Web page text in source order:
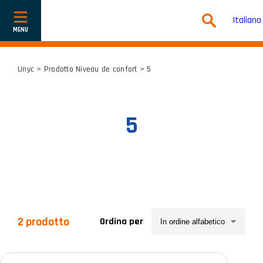
Mostra
o
Italiano
Unyc > Prodotto Niveau de confort > 5
5
Categorie prodotto
2 prodotto Ordina per